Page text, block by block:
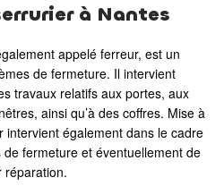
à Nantes
appelé ferreur, est un
de fermeture. Il intervient
travaux relatifs aux portes, aux
ainsi qu’à des coffres. Mise à
intervient également dans le cadre
de fermeture et éventuellement de
réparation.